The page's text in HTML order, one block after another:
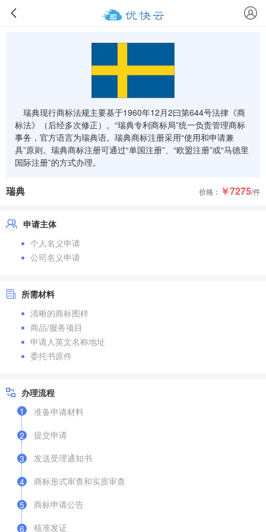
瑞典现行商标法规主要基于1960年12月2曰第644号法律《商
标法》（后经多次修正）。“瑞典专利商标局”统一负责管理商标
事务，官方语言为瑞典语。瑞典商标注册采用“使用和申请兼
具”原则。瑞典商标注册可通过“单国注册”、“欧盟注册”或“马德里
国际注册”的方式办理。
瑞典 价格： ￥7275/件
申请主体
个人名义申请
公司名义申请
所需材料
清晰的商标图样
商品/服务项目
申请人英文名称地址
委托书原件
办理流程
1
准备申请材料
2
提交申请
3
发送受理通知书
4
商标形式审查和实质审查
5
商标申请公告
6 核准发证